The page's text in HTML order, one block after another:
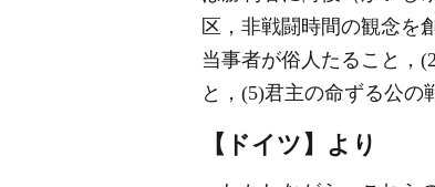
区，非戦闘時間の観念を
当事者が俗人たること，
と，(5)君主の命ずる公
【ドイツ】より